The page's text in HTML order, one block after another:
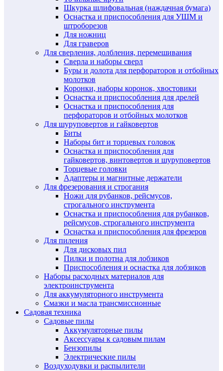
Шкурка шлифовальная (наждачная бумага)
Оснастка и приспособления для УШМ и
штроборезов
Для ножниц
Для граверов
Для сверления, долбления, перемешивания
Сверла и наборы сверл
Буры и долота для перфораторов и отбойных
молотков
Коронки, наборы коронок, хвостовики
Оснастка и приспособления для дрелей
Оснастка и приспособления для
перфораторов и отбойных молотков
Для шуруповертов и гайковертов
Биты
Наборы бит и торцевых головок
Оснастка и приспособления для
гайковертов, винтовертов и шуруповертов
Торцевые головки
Адаптеры и магнитные держатели
Для фрезерования и строгания
Ножи для рубанков, рейсмусов,
строгального инструмента
Оснастка и приспособления для рубанков,
рейсмусов, строгального инструмента
Оснастка и приспособления для фрезеров
Для пиления
Для дисковых пил
Пилки и полотна для лобзиков
Приспособления и оснастка для лобзиков
Наборы расходных материалов для
электроинструмента
Для аккумуляторного инструмента
Смазки и масла трансмиссионные
Садовая техника
Садовые пилы
Аккумуляторные пилы
Аксессуары к садовым пилам
Бензопилы
Электрические пилы
Воздуходувки и распылители